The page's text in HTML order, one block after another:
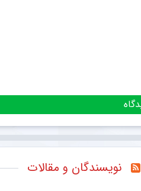
نویسندگان و مقالات